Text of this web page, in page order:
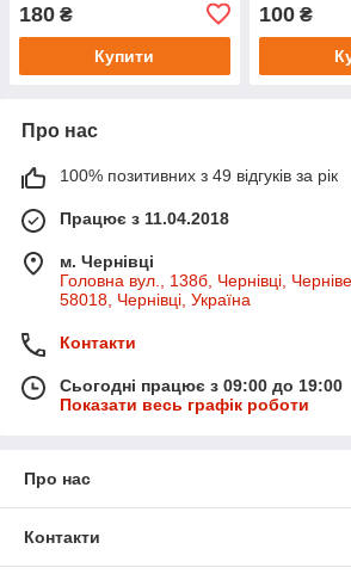
російськомовних. Формат
А4
180 ₴
Купити
А5
100₴
Про нас
100% позитивних з 49 відгуків за рік
Працює з 11.04.2018
м. Чернівці
Головна вул., 138б, Чернівці,
58018, Чернівці, Україна
Контакти
Сьогодні працює з 09:00 до 19:00
Показати весь графік роботи
Про нас
Контакти